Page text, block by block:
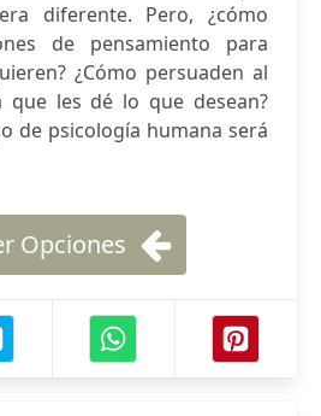
diferente. Pero, ¿cómo
de pensamiento para
¿Cómo persuaden al
les dé lo que desean?
de psicología humana será
Opciones